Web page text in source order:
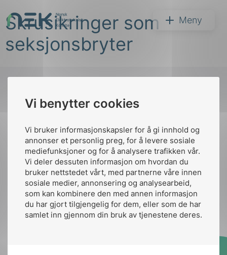
Vi benytter cookies
Vi bruker informasjonskapsler for å gi innhold og
annonser et personlig preg, for å levere sosiale
mediefunksjoner og for å analysere trafikken vår.
Vi deler dessuten informasjon om hvordan du
bruker nettstedet vårt, med partnerne våre innen
sosiale medier, annonsering og analysearbeid,
som kan kombinere den med annen informasjon
du har gjort tilgjengelig for dem, eller som de har
samlet inn gjennom din bruk av tjenestene deres.
til
innhold
NEK Meny
Søk
Skrusikringer som
seksjonsbryter
Kontakt oss
Ansatte
nek@nek.no
Kontakt
Bruk av Cookies
toppen